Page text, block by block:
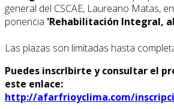
general del CSCAE, Laureano Matas,
ponencia 'Rehabilitación Integral,
Las plazas son limitadas hasta
Puedes inscrIbirte y consultar el
este enlace:
http://afarfrioyclima.com/